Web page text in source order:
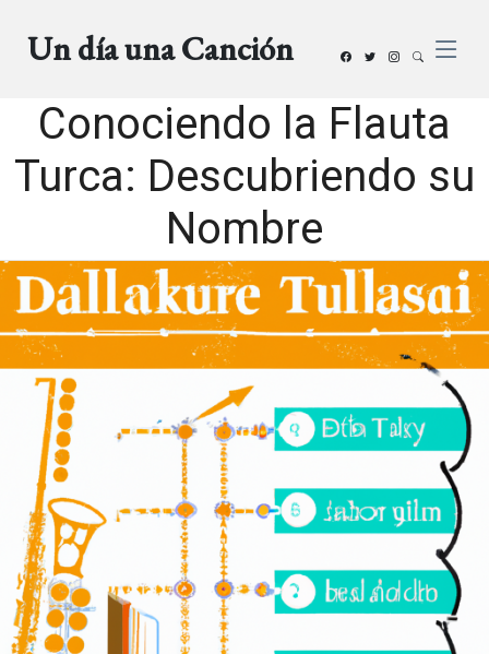
Un día una Canción
Conociendo la Flauta
Turca: Descubriendo su
Nombre